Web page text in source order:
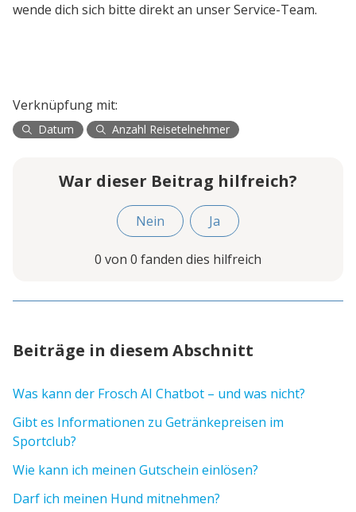
wende dich sich bitte direkt an unser Service-Team.
Verknüpfung mit:
Datum Anzahl Reisetelnehmer
War dieser Beitrag hilfreich?
Nein Ja
0 von 0 fanden dies hilfreich
Beiträge in diesem Abschnitt
Was kann der Frosch AI Chatbot – und was nicht?
Gibt es Informationen zu Getränkepreisen im
Sportclub?
Wie kann ich meinen Gutschein einlösen?
Darf ich meinen Hund mitnehmen?